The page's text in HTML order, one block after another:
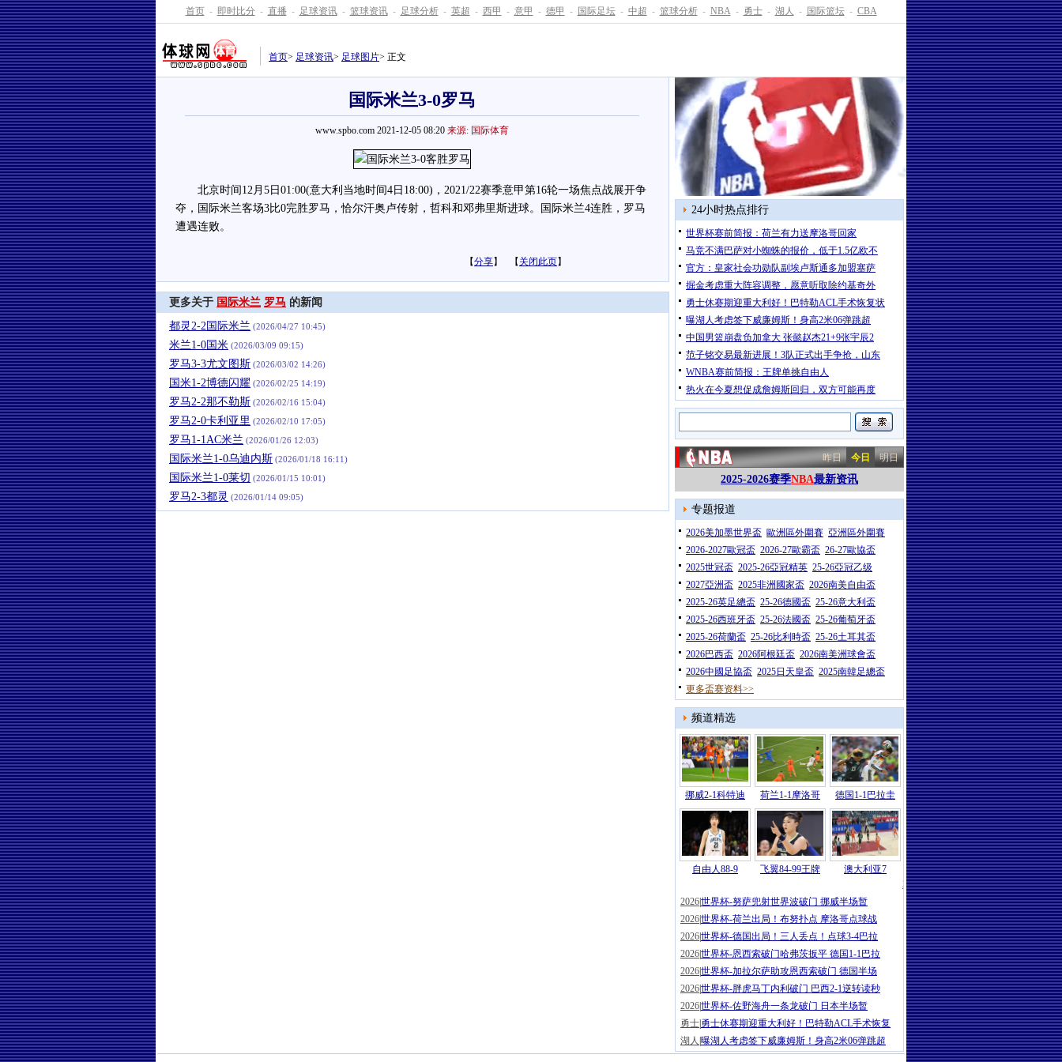
首页 - 即时比分 - 直播 - 足球资讯 - 篮球资讯 - 足球分析 - 英超 - 西甲 - 意甲 - 德甲 - 国际足坛 - 中超 - 篮球分析 - NBA - 勇士 - 湖人 - 国际篮坛 - CBA
首页> 足球资讯> 足球图片> 正文
国际米兰3-0罗马
www.spbo.com 2021-12-05 08:20 来源: 国际体育
北京时间12月5日01:00(意大利当地时间4日18:00)，2021/22赛季意甲第16轮一场焦点战展开争
夺，国际米兰客场3比0完胜罗马，恰尔汗奥卢传射，哲科和邓弗里斯进球。国际米兰4连胜，罗马
遭遇连败。
【分享】 【 关闭此页】
更多关于 国际米兰 罗马 的新闻
都灵2-2国际米兰 (2026/04/27 10:45)
米兰1-0国米 (2026/03/09 09:15)
罗马3-3尤文图斯 (2026/03/02 14:26)
国米1-2博德闪耀 (2026/02/25 14:19)
罗马2-2那不勒斯 (2026/02/16 15:04)
罗马2-0卡利亚里 (2026/02/10 17:05)
罗马1-1AC米兰 (2026/01/26 12:03)
国际米兰1-0乌迪内斯 (2026/01/18 16:11)
国际米兰1-0莱切 (2026/01/15 10:01)
罗马2-3都灵 (2026/01/14 09:05)
24小时热点排行
世界杯赛前简报：荷兰有力送摩洛哥回家
马竞不满巴萨对小蜘蛛的报价，低于1.5亿欧不
官方：皇家社会功勋队副埃卢斯通多加盟塞萨
掘金考虑重大阵容调整，愿意听取除约基奇外
勇士休赛期迎重大利好！巴特勒ACL手术恢复状
曝湖人考虑签下威廉姆斯！身高2米06弹跳超
中国男篮崩盘负加拿大 张懿赵杰21+9张宇辰2
范子铭交易最新进展！3队正式出手争抢，山东
WNBA赛前简报：王牌单挑自由人
热火在今夏想促成詹姆斯回归，双方可能再度
昨日 今日 明日
2025-2026赛季NBA最新资讯
专题报道
2026美加墨世界盃 歐洲區外圍賽 亞洲區外圍賽
2026-2027歐冠盃 2026-27歐霸盃 26-27歐協盃
2025世冠盃 2025-26亞冠精英 25-26亞冠乙级
2027亞洲盃 2025非洲國家盃 2026南美自由盃
2025-26英足總盃 25-26德國盃 25-26意大利盃
2025-26西班牙盃 25-26法國盃 25-26葡萄牙盃
2025-26荷蘭盃 25-26比利時盃 25-26土耳其盃
2026巴西盃 2026阿根廷盃 2026南美洲球會盃
2026中國足協盃 2025日天皇盃 2025南韓足總盃
更多盃赛资料>>
频道精选
挪威2-1科特迪 荷兰1-1摩洛哥 德国1-1巴拉圭
自由人88-9 飞翼84-99王牌
澳大利亚7
2026 |世界杯-哈兰德86分绝杀努萨世界
2026世界杯-努萨兜射世界波破门 挪威半场暂
2026世界杯-荷兰出局！布努扑点 摩洛哥点球战
2026世界杯-德国出局！三人丢点！点球3-4巴拉
2026世界杯-恩西索破门哈弗茨扳平 德国1-1巴拉
2026世界杯-加拉尔萨助攻恩西索破门 德国半场
2026世界杯-胖虎马丁内利破门 巴西2-1逆转读秒
2026世界杯-佐野海舟一条龙破门 日本半场暂
勇士 勇士休赛期迎重大利好！巴特勒ACL手术恢复
湖人 曝湖人考虑签下威廉姆斯！身高2米06弹跳超